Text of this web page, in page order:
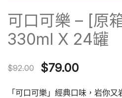
可口可樂 – [原
330ml X 24罐
$92.00
Original
price
$79.00
price
「可口可樂」經典口味，岩你